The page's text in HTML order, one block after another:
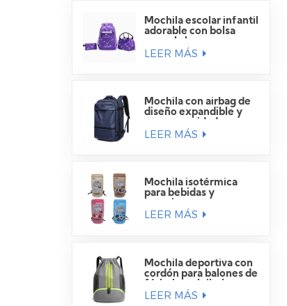
Mochila escolar infantil
adorable con bolsa
LEER MÁS
Mochila con airbag de
diseño expandible y
viajes.
LEER MÁS
Mochila isotérmica
para bebidas y
LEER MÁS
Mochila deportiva con
cordón para balones de
LEER MÁS